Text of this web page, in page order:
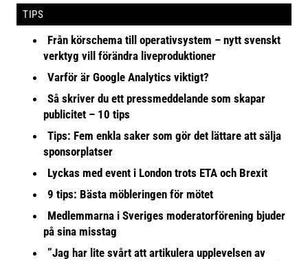
TIPS
Från körschema till operativsystem – nytt svenskt
verktyg vill förändra liveproduktioner
Varför är Google Analytics viktigt?
Så skriver du ett pressmeddelande som skapar
publicitet – 10 tips
Tips: Fem enkla saker som gör det lättare att sälja
sponsorplatser
Lyckas med event i London trots ETA och Brexit
9 tips: Bästa möbleringen för mötet
Medlemmarna i Sveriges moderatorförening bjuder
på sina misstag
”Jag har lite svårt att artikulera upplevelsen av